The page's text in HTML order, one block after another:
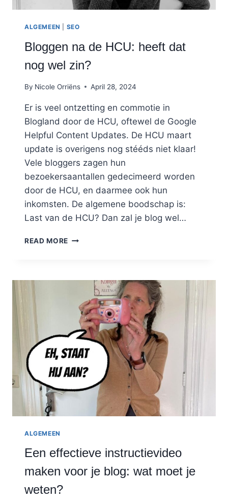
ALGEMEEN SEO
Bloggen na de HCU: heeft dat
nog wel zin?
By Nicole Orriëns April 28, 2024
Er is veel ontzetting en commotie in
Blogland door de HCU, oftewel de Google
Helpful Content Updates. De HCU maart
update is overigens nog stééds niet klaar!
Vele bloggers zagen hun
bezoekersaantallen gedecimeerd worden
door de HCU, en daarmee ook hun
inkomsten. De algemene boodschap is:
Last van de HCU? Dan zal je blog wel…
READ MORE BLOGGEN
HEEFT
NOG
WEL
ZIN?
ALGEMEEN
Een effectieve instructievideo
maken voor je blog: wat moet je
weten?